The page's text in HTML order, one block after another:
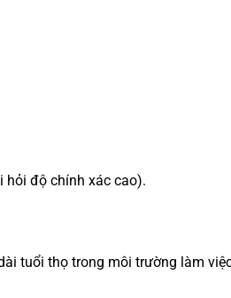
hỏi độ chính xác cao).
tuổi thọ trong môi trường làm